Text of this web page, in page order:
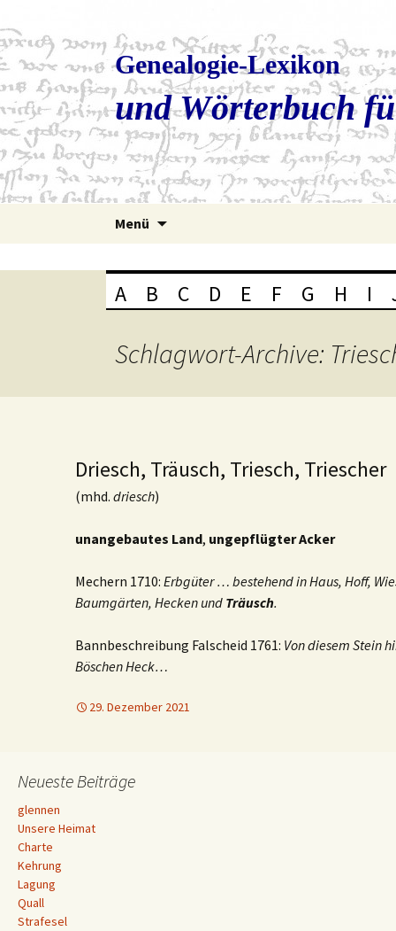
Genealogie-Lexikon
und Wörterbuch
Menü
A B C D E F G H I
Schlagwort-Archive:
Driesch, Träusch, Triesch, Triescher
(mhd. driesch)
unangebautes Land, ungepflügter Acker
Mechern 1710: Erbgüter … bestehend in Haus, Hoff,
Baumgärten, Hecken und Träusch.
Bannbeschreibung Falscheid 1761: Von diesem Stein
Böschen Heck…
29. Dezember 2021
Neueste Beiträge
glennen
Unsere Heimat
Charte
Kehrung
Lagung
Quall
Strafesel